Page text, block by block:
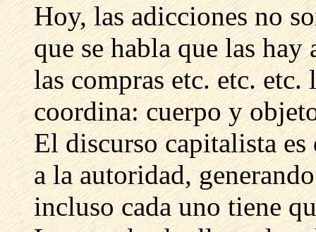
Hoy, las adicciones no
que se habla que las
las compras etc. etc.
coordina: cuerpo y
El discurso capitalista
a la autoridad,
incluso cada uno tiene